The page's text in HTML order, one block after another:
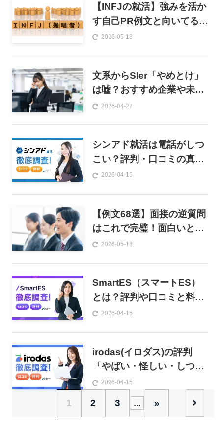
【INFJの就活】強みを活か
す自己PR例文と向いてる仕
事15選
2026-05-18
文系からSIer「やめとけ」
は嘘？おすすめ企業や未経
験からの就職方法を解説
2026-04-27
シンアド就活は電話がしつ
こい？評判・口コミの真相
と広告業界への就職活用法
2026-04-15
【例文68選】面接の逆質問
はこれで完璧！面白いと思
われる質問とNG例、準備
2026-05-18
SmartES（スマートES）
とは？評判や口コミと料金
を解説。無料使用の回数制
2026-04-15
irodas(イロダス)の評判
「やばい・怪しい・しつこ
い」は本当？口コミから徹
2026-04-15
1 2 3 ... »